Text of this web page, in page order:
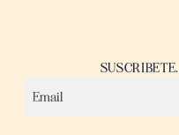
SUSCRIBETE.